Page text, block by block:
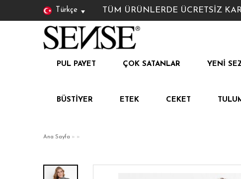
Türkçe TÜM ÜRÜNLERDE ÜCRETSİZ
PUL PAYET ÇOK SATANLAR YENI
BÜSTIYER ETEK CEKET
Ana Sayfa » »